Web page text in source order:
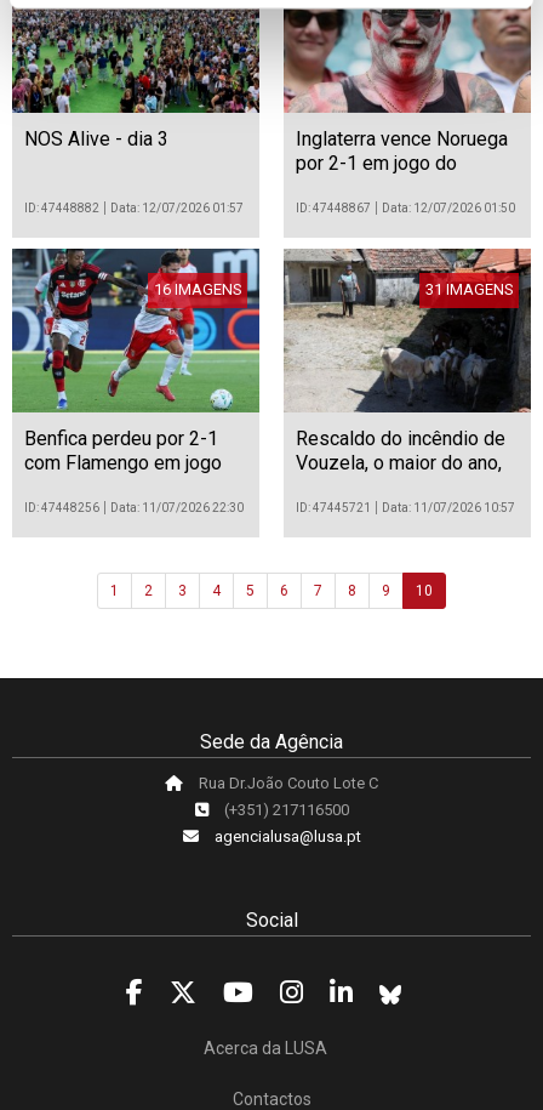
NOS Alive - dia 3
ID: 47448882 Data: 12/07/2026 01:57
Inglaterra vence Noruega
por 2-1 em jogo do
2026
ID: 47448867 Data: 12/07/2026 01:50
16 IMAGENS
Benfica perdeu por 2-1
com Flamengo em jogo
futebol
ID: 47448256 Data: 11/07/2026 22:30
31 IMAGENS
Rescaldo do incêndio de
Vouzela, o maior do ano,
ID: 47445721 Data: 11/07/2026 10:57
1 2 3 4 5 6 7 8 9 10
Sede da Agência
Rua Dr.João Couto Lote C
(+351) 217116500
agencialusa@lusa.pt
Social
Acerca da LUSA
Contactos